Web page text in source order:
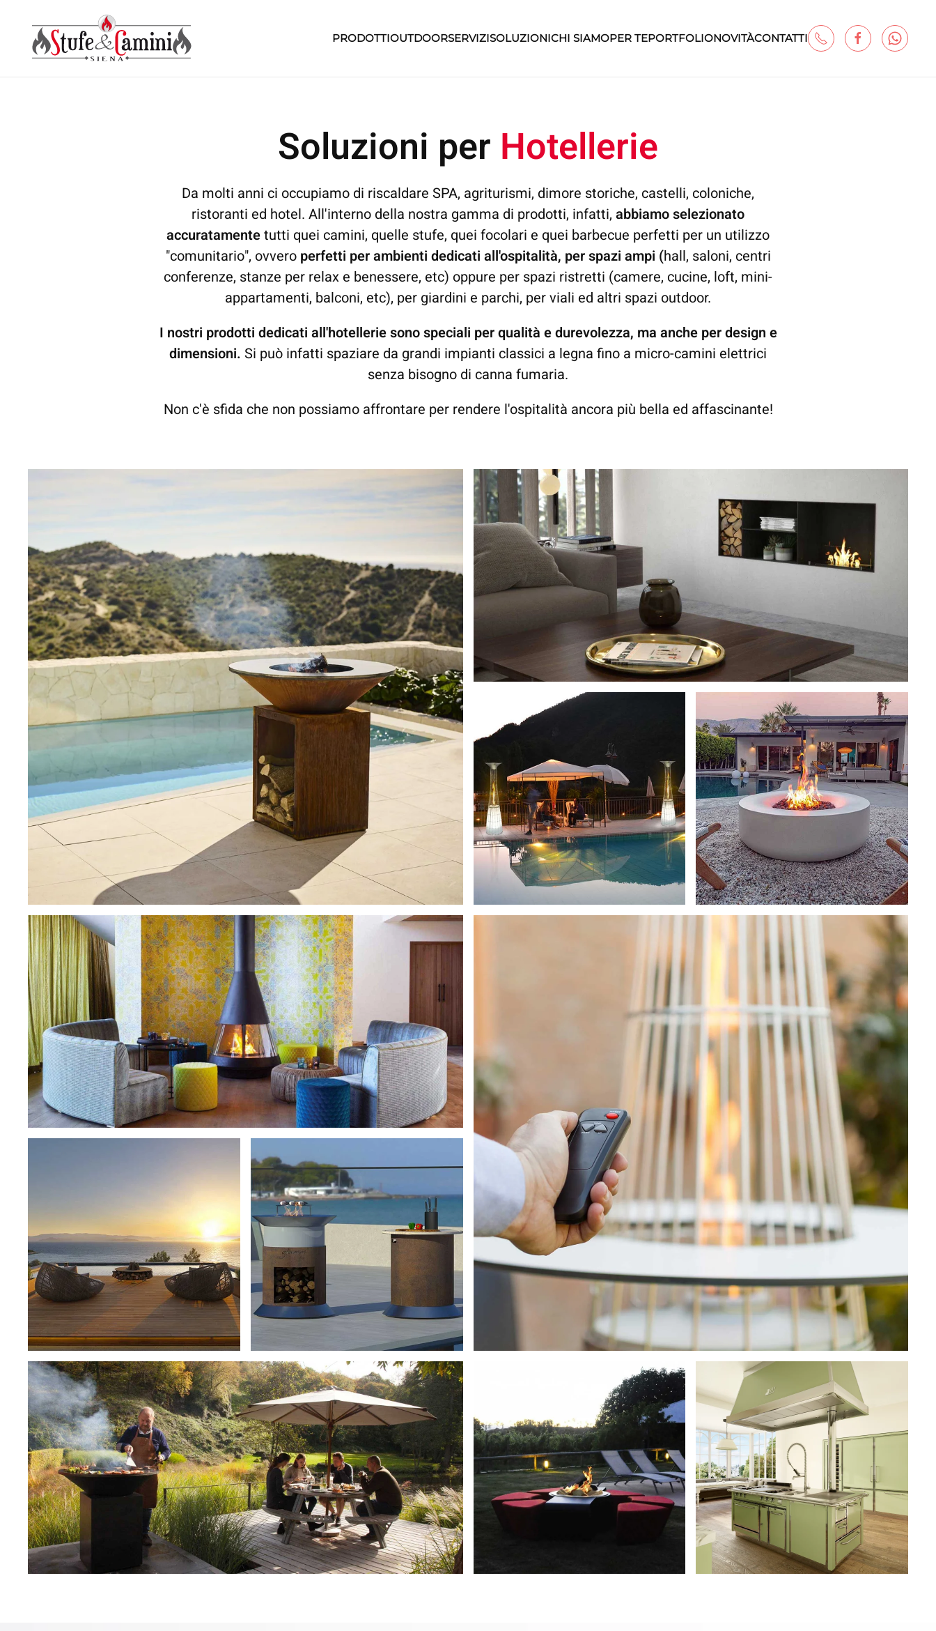
Skip
to
PRODOTTIOUTDOORSERVIZISOLUZIONICHI SIAMOPER TEPORTFOLIONOVITÀCONTATTI
Soluzioni per Hotellerie
Da molti anni ci occupiamo di riscaldare SPA, agriturismi, dimore storiche, castelli, coloniche,
ristoranti ed hotel. All'interno della nostra gamma di prodotti, infatti, abbiamo selezionato
accuratamentetutti quei camini, quelle stufe, quei focolari e quei barbecue perfetti per un utilizzo
"comunitario", ovvero perfetti per ambienti dedicati all'ospitalità, per spazi ampi (hall, saloni, centri
conferenze, stanze per relax e benessere, etc) oppure per spazi ristretti (camere, cucine, loft, mini-
appartamenti, balconi, etc), per giardini e parchi, per viali ed altri spazi outdoor.
I nostri prodotti dedicati all'hotellerie sono speciali per qualità e durevolezza, ma anche per design e
dimensioni. Si può infatti spaziare da grandi impianti classici a legna fino a micro-camini elettrici
senza bisogno di canna fumaria.
Non c'è sfida che non possiamo affrontare per rendere l'ospitalità ancora più bella ed affascinante!